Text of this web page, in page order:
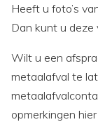
Heeft u foto’s
Dan kunt u
Wilt u een
metaalafval te
opmerkingen